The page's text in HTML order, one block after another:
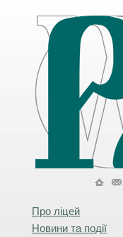
Про ліцей
Новини та події